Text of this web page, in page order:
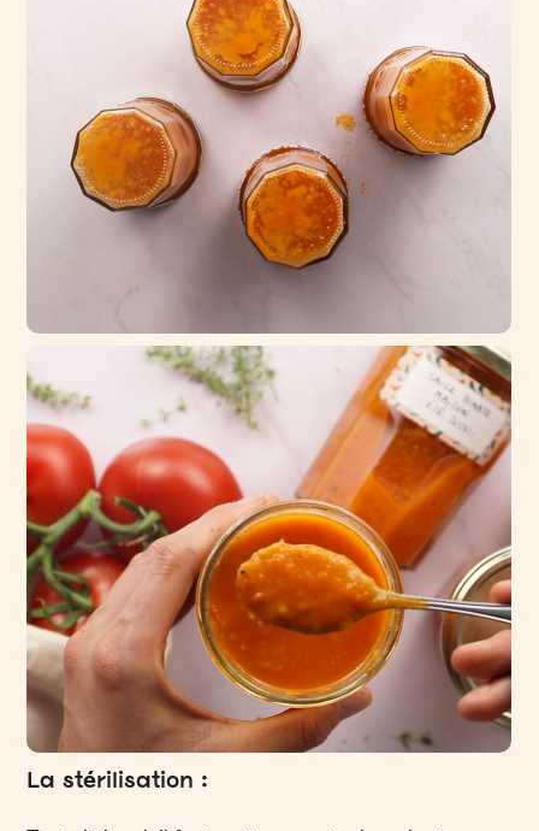
La stérilisation :